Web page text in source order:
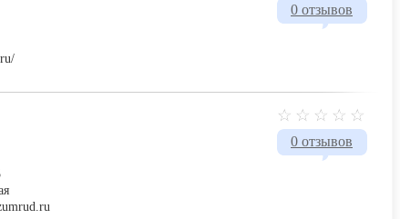
0 отзывов
0 отзывов